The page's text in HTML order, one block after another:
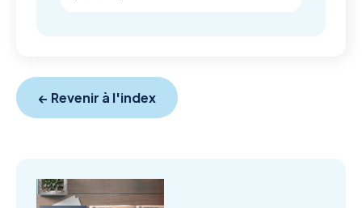
← Revenir à l'index